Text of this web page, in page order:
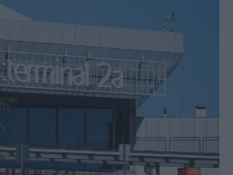
meglétére.